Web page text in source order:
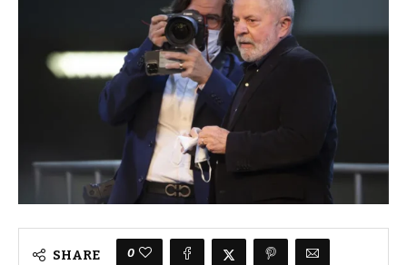
SHARE 0